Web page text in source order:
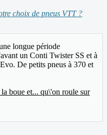
choix de pneus VTT ?
longue période
un Conti Twister SS et à
De petits pneus à 370 et
boue et... qu\'on roule sur